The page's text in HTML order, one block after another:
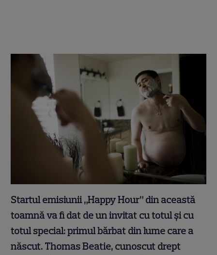
Startul emisiunii „Happy Hour” din această
toamnă va fi dat de un invitat cu totul şi cu
totul special: primul bărbat din lume care a
născut. Thomas Beatie, cunoscut drept